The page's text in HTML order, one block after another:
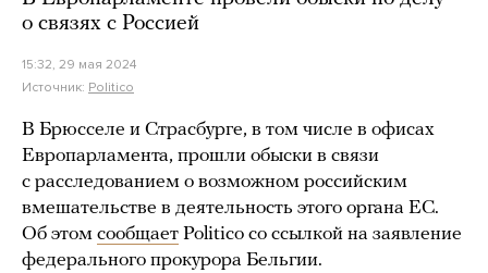
о связях с Россией
15:32, 29 мая 2024
Источник: Politico
В Брюсселе и Страсбурге, в том числе в офисах
Европарламента, прошли обыски в связи
с расследованием о возможном российским
вмешательстве в деятельность этого органа ЕС.
Об этом сообщает Politico со ссылкой на заявление
федерального прокурора Бельгии.